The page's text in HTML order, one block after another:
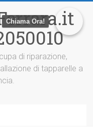
di riparazione,
di tapparelle a
Chiama Ora!